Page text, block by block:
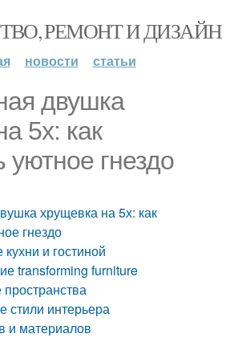
РЕМОНТ И ДИЗАЙН
новости статьи
двушка
5х: как
уютное гнездо
хрущевка на 5х: как
гнездо
и гостиной
transforming furniture
интерьера
и материалов